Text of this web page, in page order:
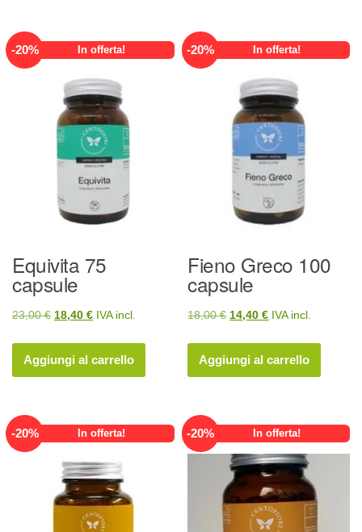
-20% In offerta!
Equivita 75
capsule
23,00€ Il
originale
era:
18,40 €Il
attuale
è:
IVA incl.
Aggiungi al carrello
-20% In offerta!
Fieno Greco 100
capsule
18,00€ Il
originale
era:
14,40€Il
attuale
è:
IVA incl.
Aggiungi al carrello
-20% In offerta! -20% In offerta!